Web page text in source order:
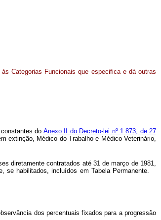
Categorias Funcionais que especifica e dá outras
do Anexo II do Decreto-lei nº 1.873, de 27
extinção, Médico do Trabalho e Médico Veterinário,
diretamente contratados até 31 de março de 1981,
se habilitados, incluídos em Tabela Permanente.
dos percentuais fixados para a progressão